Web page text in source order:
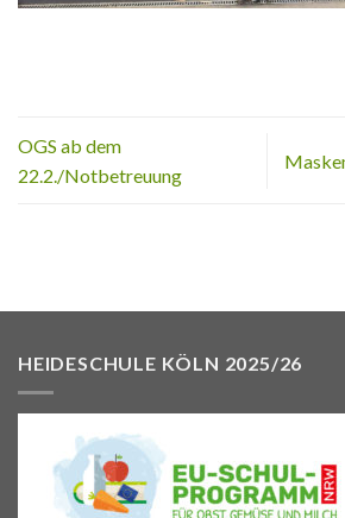
OGS ab dem
22.2./Notbetreuung
HEIDESCHULE KÖLN 2025/26